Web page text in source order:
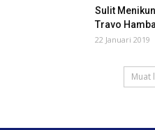
Sulit
Travo
22 Januari 2019
Muat